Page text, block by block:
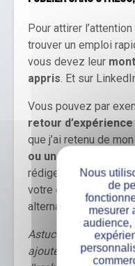
Pour attirer
trouver un emploi
vous devez leur
appris. Et sur
Vous pouvez par
retour
que j’ai retenu de
ou un projet
dont
rédiger un post de
votre entreprise
alternance.
Astuce : pour un
ajouter
3 à 5
Nous
de
mesurer
audience,